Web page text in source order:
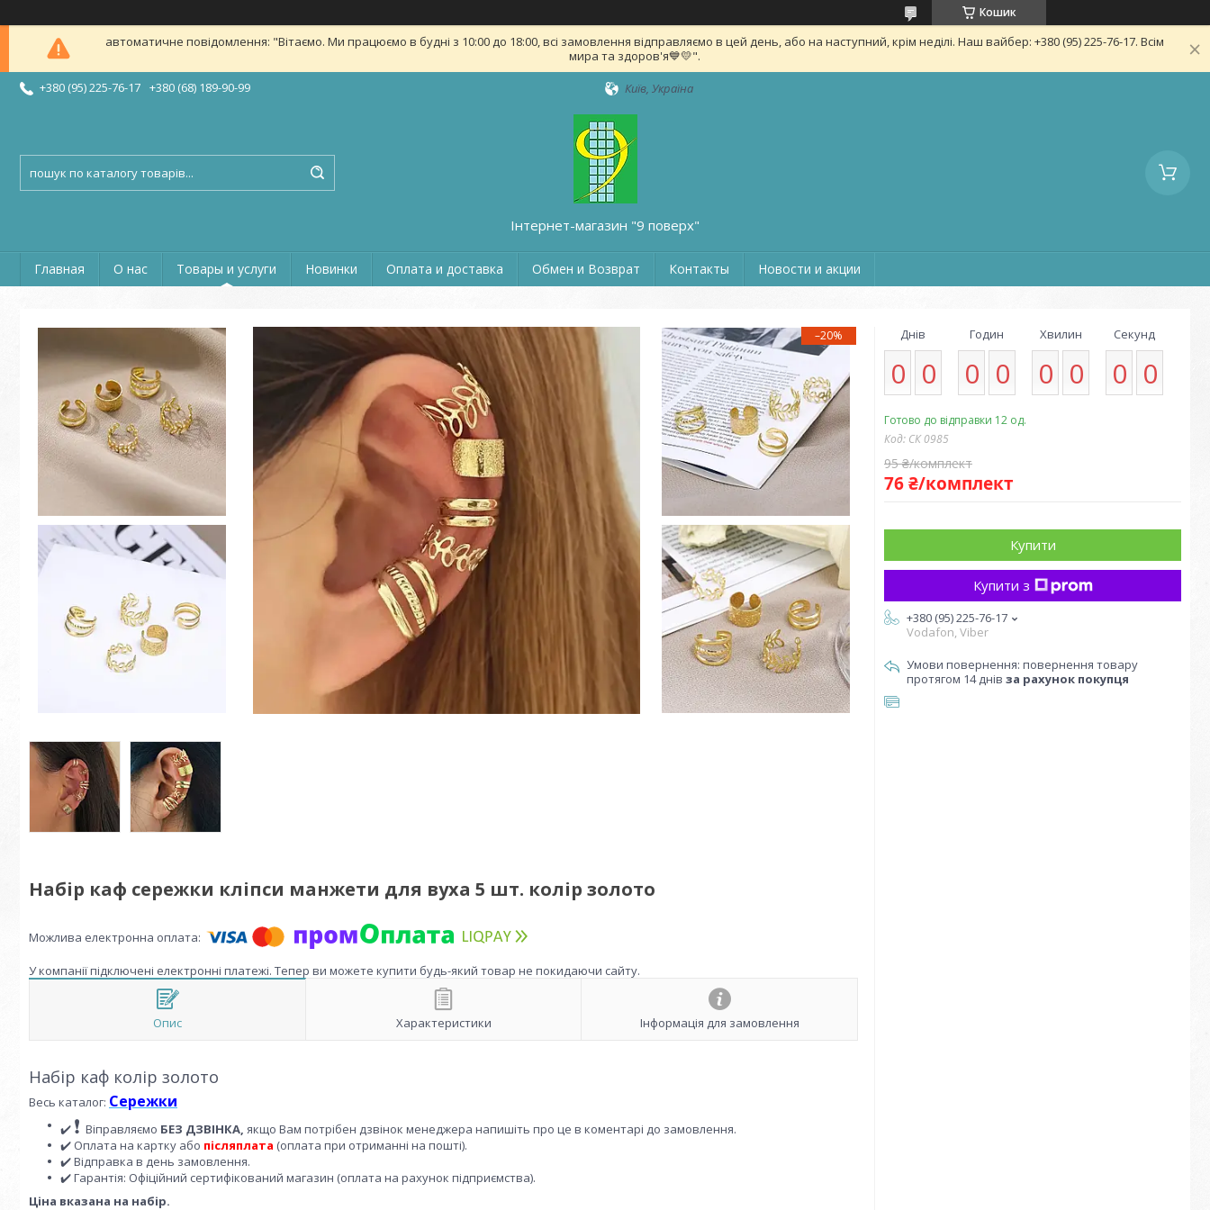
Кошик
автоматичне повідомлення: "Вітаємо. Ми працюємо в будні з 10:00 до 18:00, всі замовлення відправляємо в цей день, або на наступний, крім неділі. Наш вайбер: +380 (95) 225-76-17. Всім
мира та здоров'я💙💛".
+380 (95) 225-76-17 +380 (68) 189-90-99 Київ, Україна
Інтернет-магазин "9 поверх"
Главная О нас Товары и услуги Новинки Оплата и доставка Обмен и Возврат Контакты Новости и акции
–20%
Набір каф сережки кліпси манжети для вуха 5 шт. колір золото
У компанії підключені електронні платежі. Тепер ви можете купити будь-який товар не покидаючи сайту.
Опис Характеристики Інформація для замовлення
Набір каф колір золото
Весь каталог: Сережки
✔️ ❗ Віправляємо БЕЗ ДЗВІНКА, якщо Вам потрібен дзвінок менеджера напишіть про це в коментарі до замовлення.
✔️ Оплата на картку або післяплата (оплата при отриманні на пошті).
✔️ Відправка в день замовлення.
✔️ Гарантія: Офіційний сертифікований магазин (оплата на рахунок підприємства).
Ціна вказана на набір.
Днів
0 0
Годин
0 0
Хвилин
0 0
Секунд
0 0
Готово до відправки 12 од.
Код: СК 0985
95 ₴/комплект
76 ₴/комплект
Купити
Купити з
+380 (95) 225-76-17
Vodafon, Viber
повернення товару
протягом 14 днів за рахунок покупця